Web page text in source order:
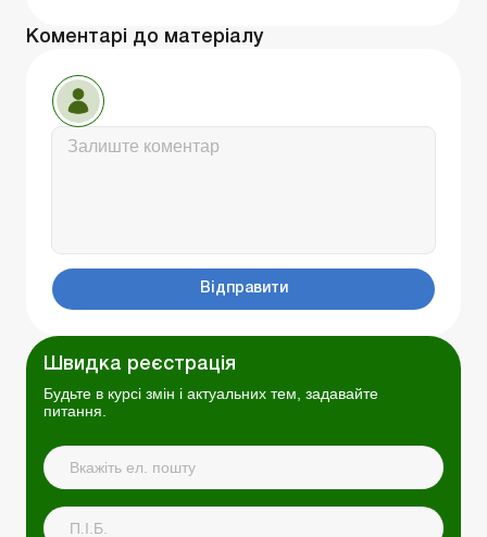
Коментарі до матеріалу
Відправити
Швидка реєстрація
Будьте в курсі змін і актуальних тем, задавайте
питання.